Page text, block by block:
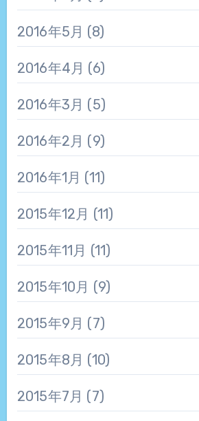
2016年5月 (8)
2016年4月 (6)
2016年3月 (5)
2016年2月 (9)
2016年1月 (11)
2015年12月 (11)
2015年11月 (11)
2015年10月 (9)
2015年9月 (7)
2015年8月 (10)
2015年7月 (7)